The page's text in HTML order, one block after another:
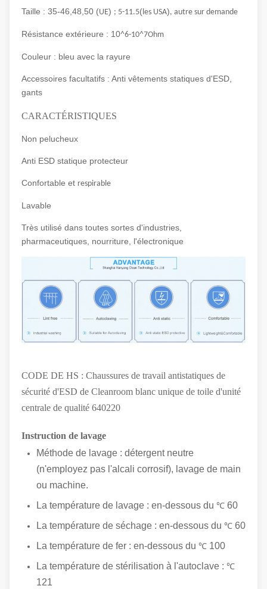
Taille : 35-46,48,50 (UE) ; 5-11.5(les USA), autre sur demande
Résistance extérieure : 10^6-10^7Ohm
Couleur : bleu avec la rayure
Accessoires facultatifs : Anti vêtements statiques d'ESD,
gants
CARACTÉRISTIQUES
Non pelucheux
Anti ESD statique protecteur
Confortable et respirable
Lavable
Très utilisé dans toutes sortes d'industries,
pharmaceutiques, nourriture, l'électronique
CODE DE HS : Chaussures de travail antistatiques de
sécurité d'ESD de Cleanroom blanc unique de toile d'unité
centrale de qualité 640220
Instruction de lavage
Méthode de lavage : détergent neutre
(n'employez pas l'alcali corrosif), lavage de main
ou machine.
La température de lavage : en-dessous du ℃ 60
La température de séchage : en-dessous du ℃ 60
La température de fer : en-dessous du ℃ 100
La température de stérilisation à l'autoclave : ℃
121